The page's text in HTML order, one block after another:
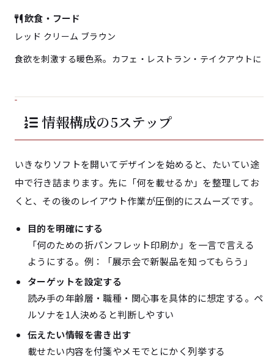
飲食・フード
レッド クリーム ブラウン
食欲を刺激する暖色系。カフェ・レストラン・テイクアウトに
情報構成の5ステップ
いきなりソフトを開いてデザインを始めると、たいてい途
中で行き詰まります。先に「何を載せるか」を整理してお
くと、その後のレイアウト作業が圧倒的にスムーズです。
目的を明確にする
「何のための折パンフレット印刷か」を一言で言える
ようにする。例：「展示会で新製品を知ってもらう」
ターゲットを設定する
読み手の年齢層・職種・関心事を具体的に想定する。ペ
ルソナを1人決めると判断しやすい
伝えたい情報を書き出す
載せたい内容を付箋やメモでとにかく列挙する